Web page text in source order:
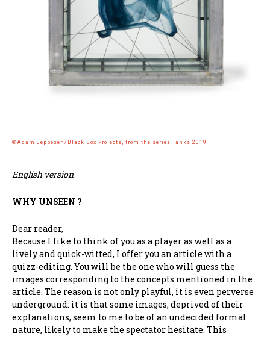
©Adam Jeppesen/Black Box Projects, from the series Tanks 2019
English version
WHY UNSEEN ?
Dear reader,
Because I like to think of you as a player as well as a
lively and quick-witted, I offer you an article with a
quizz-editing. You will be the one who will guess the
images corresponding to the concepts mentioned in the
article. The reason is not only playful, it is even perverse
underground: it is that some images, deprived of their
explanations, seem to me to be of an undecided formal
nature, likely to make the spectator hesitate. This